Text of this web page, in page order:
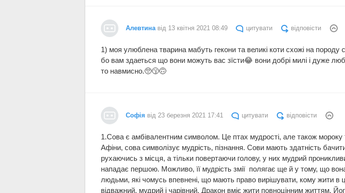
Алевтина від 13 квітня 2021 08:49 цитувати відповісти
1) моя улюблена тварина мабуть гекони та великі коти схожі на породу
бо вам здаеться що вони можуть вас зїсти😂 вони добрі милі і дуже
то навмисно.🥺😙🙃
Софія від 23 березня 2021 17:41 цитувати відповісти
1.Сова є амбівалентним символом. Це птах мудрості, але також мороку
Афіни, сова символізує мудрість, пізнання. Сови мають здатність
рухаючись з місця, а тільки повертаючи голову, у них мудрий
нападає першою. Можливо, її мудрість змії полягає ще й у тому, що
людьми, які чомусь впевнені, що мають право вирішувати, кому жити в
відважний, мудрий і чарівний, Дракон вміє жити повноцінним життям.